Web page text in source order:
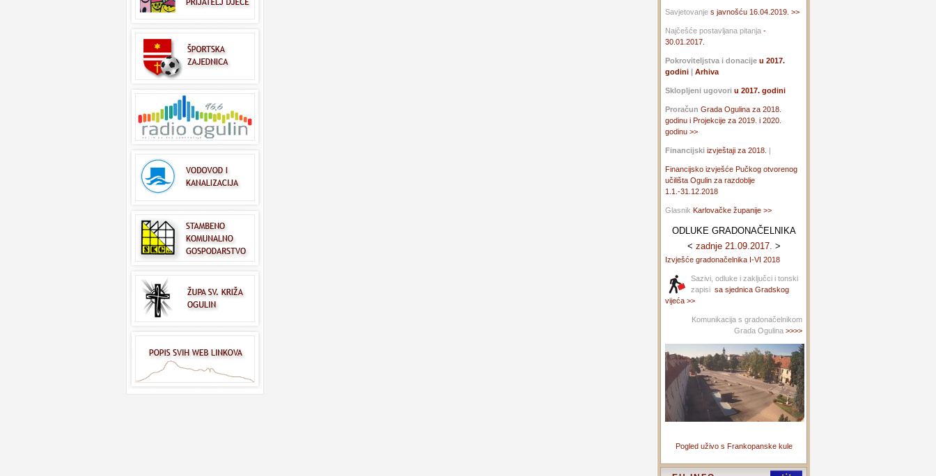
Savjetovanje s javnošću 16.04.2019. >>
Najčešće postavljana pitanja -
30.01.2017.
Pokroviteljstva i donacije u 2017.
godini | Arhiva
Sklopljeni ugovori u 2017. godini
Proračun Grada Ogulina za 2018.
godinu i Projekcije za 2019. i 2020.
godinu >>
Financijski izvještaji za 2018. |
Financijsko izvješće Pučkog otvorenog
učilišta Ogulin za razdoblje
1.1.-31.12.2018
Glasnik Karlovačke županije >>
ODLUKE GRADONAČELNIKA
< zadnje 21.09.2017. >
Izvješće gradonačelnika I-VI 2018
Sazivi, odluke i zaključci i tonski
zapisi sa sjednica Gradskog
vijeća >>
Komunikacija s gradonačelnikom
Grada Ogulina >>>>
Pogled uživo s Frankopanske kule